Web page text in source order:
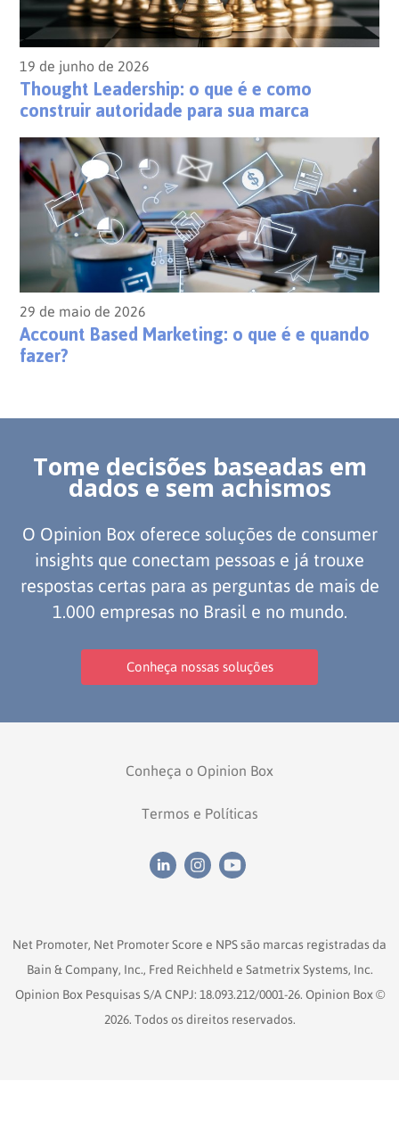
19 de junho de 2026
Thought Leadership: o que é e como
construir autoridade para sua marca
29 de maio de 2026
Account Based Marketing: o que é e quando
fazer?
Tome decisões baseadas em
dados e sem achismos
O Opinion Box oferece soluções de consumer
insights que conectam pessoas e já trouxe
respostas certas para as perguntas de mais de
1.000 empresas no Brasil e no mundo.
Conheça nossas soluções
Conheça o Opinion Box
Termos e Políticas
Net Promoter, Net Promoter Score e NPS são marcas registradas da
Bain & Company, Inc., Fred Reichheld e Satmetrix Systems, Inc.
Opinion Box Pesquisas S/A CNPJ: 18.093.212/0001-26. Opinion Box ©
2026. Todos os direitos reservados.